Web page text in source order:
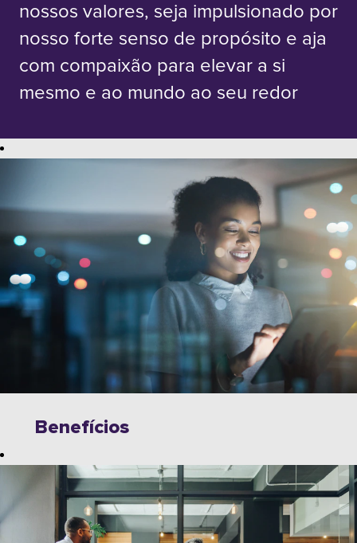
nossos valores, seja impulsionado por
nosso forte senso de propósito e aja
com compaixão para elevar a si
mesmo e ao mundo ao seu redor
Benefícios
Explore
oportunidades
ilimitadas para
crescer, inovar